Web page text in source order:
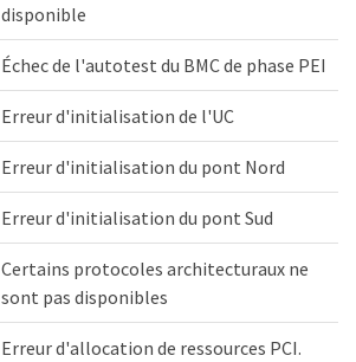
disponible
Échec de l'autotest du BMC de phase PEI
Erreur d'initialisation de l'UC
Erreur d'initialisation du pont Nord
Erreur d'initialisation du pont Sud
Certains protocoles architecturaux ne
sont pas disponibles
Erreur d'allocation de ressources PCI.